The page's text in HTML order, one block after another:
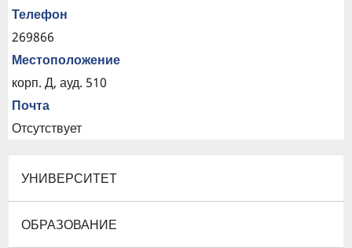
Телефон
269866
Местоположение
корп. Д, ауд. 510
Почта
Отсутствует
УНИВЕРСИТЕТ
ОБРАЗОВАНИЕ